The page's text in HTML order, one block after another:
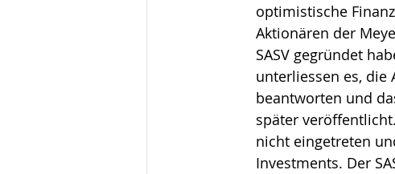
optimistische
Aktionären der
SASV gegründet
unterliessen es, die
beantworten und
später
nicht eingetreten
Investments. Der